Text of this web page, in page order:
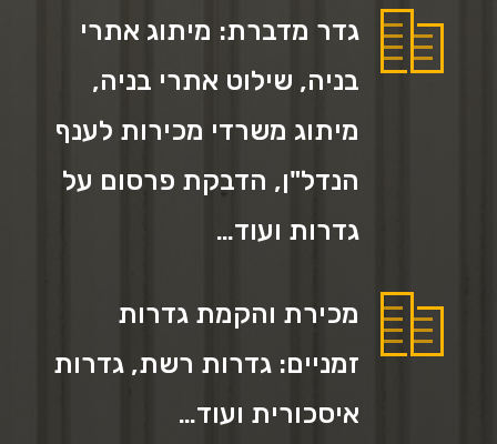
גדר מדברת: מיתוג אתרי
בניה, שילוט אתרי בניה,
מיתוג משרדי מכירות לענף
הנדל"ן, הדבקת פרסום על
גדרות ועוד…
מכירת והקמת גדרות
זמניים: גדרות רשת, גדרות
איסכורית ועוד…